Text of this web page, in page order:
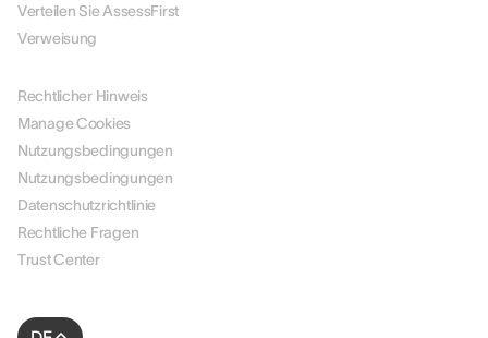
Verteilen Sie AssessFirst
Verweisung
Rechtlicher Hinweis
Manage Cookies
Nutzungsbedingungen
Nutzungsbedingungen
Datenschutzrichtlinie
Rechtliche Fragen
Trust Center